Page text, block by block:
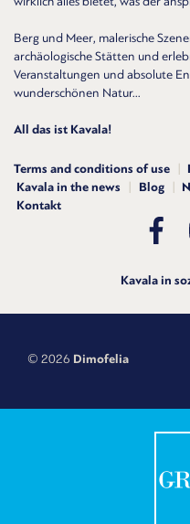
Berg und Meer, malerische
archäologische Stätten und
Veranstaltungen und absolute
wunderschönen Natur...
All das ist Kavala!
Terms and conditions of use
Kavala in the news
Blog
Kontakt
Kavala in
© 2026 Dimofelia